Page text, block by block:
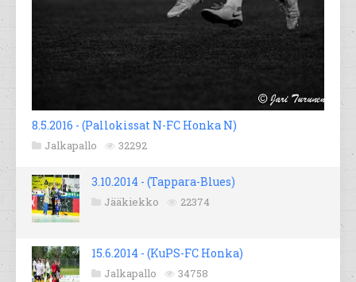
8.5.2016 - (Pallokissat N-FC Honka N)
Jalkapallo 32292
3.10.2014 - (Tappara-Blues)
Jääkiekko 22374
15.6.2014 - (KuPS-FC Honka)
Jalkapallo 34758